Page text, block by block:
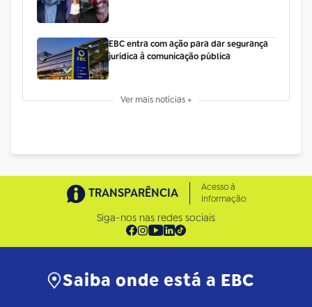
EBC entra com ação para dar segurança
jurídica à comunicação pública
Ver mais notícias +
TRANSPARÊNCIA
Acesso à
Informação
Siga-nos nas redes sociais
Saiba onde está a EBC